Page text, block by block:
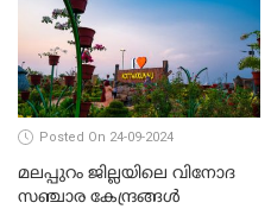
Posted On 24-09-2024
മലപ്പുറം ജില്ലയിലെ വിനോദ
സഞ്ചാര കേന്ദ്രങ്ങൾ